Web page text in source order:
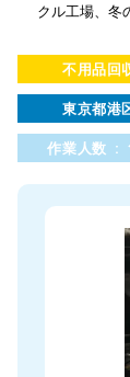
クル工場、冬
不用品回
東京都港
作業人数 :